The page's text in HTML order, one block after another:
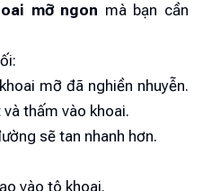
mỡ ngon mà bạn cần
mỡ đã nghiền nhuyễn.
thấm vào khoai.
sẽ tan nhanh hơn.
vào tô khoai.